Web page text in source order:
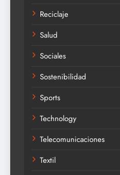
Reciclaje
Salud
Sociales
Sostenibilidad
Sports
Technology
Telecomunicaciones
Textil